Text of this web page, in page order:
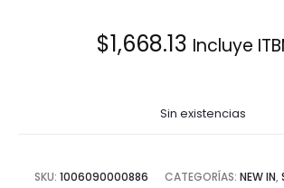
$1,668.13 Incluye
Sin existencias
SKU: 1006090000886 CATEGORÍAS: NEW IN,